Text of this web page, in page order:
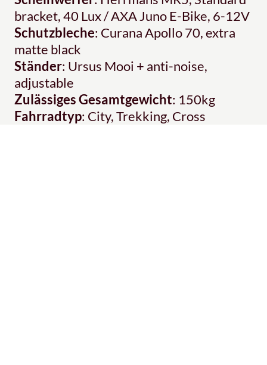
bracket, 40 Lux / AXA Juno E-Bike, 6-12V
Schutzbleche: Curana Apollo 70, extra
matte black
Ständer: Ursus Mooi + anti-noise,
adjustable
Zulässiges Gesamtgewicht: 150kg
Fahrradtyp: City, Trekking, Cross